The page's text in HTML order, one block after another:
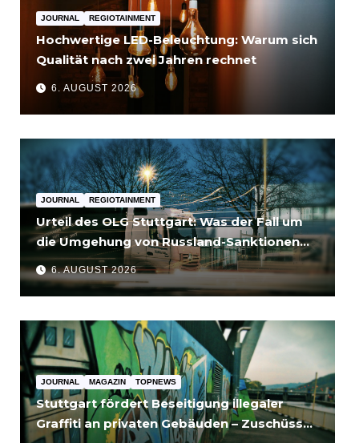
JOURNAL REGIOTAINMENT
Hochwertige LED-Beleuchtung: Warum sich
Qualität nach zwei Jahren rechnet
6. AUGUST 2026
JOURNAL REGIOTAINMENT
Urteil des OLG Stuttgart: Was der Fall um
die Umgehung von Russland-Sanktionen
für Unternehmen bedeutet
6. AUGUST 2026
JOURNAL MAGAZIN TOPNEWS
Stuttgart fördert Beseitigung illegaler
Graffiti an privaten Gebäuden – Zuschüsse